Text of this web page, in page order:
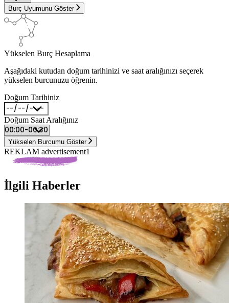
Burç Uyumunu Göster
Yükselen Burç Hesaplama
Aşağıdaki kutudan doğum tarihinizi ve saat aralığınızı seçerek
yükselen burcunuzu öğrenin.
Doğum Tarihiniz
Doğum Saat Aralığınız
Yükselen Burcumu Göster
REKLAM advertisement1
İlgili Haberler